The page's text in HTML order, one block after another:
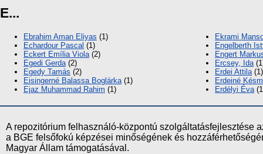
E...
Ebrahim Aman Eliyas (1)
Echardour Pascal (1)
Eckert Emília Viola(2)
Egedi Gerda(2)
Egedy Tamás (2)
Eisingerné Balassa Boglárka(1)
Ejaz Muhammad Rahim (1)
Ekrami
Engelberth
Engert
Ercsey, Ida
Erdei Attila(1)
Erdeiné
Erdélyi Éva
A repozitórium felhasználó-központú szolgáltatásfejlesztése
a BGE felsőfokú képzései minőségének és
Magyar Állam támogatásával.